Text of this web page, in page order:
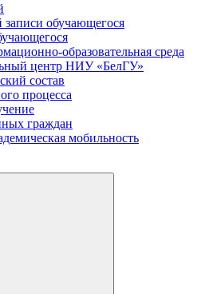
записи обучающегося
образовательная среда
центр НИУ «БелГУ»
состав
процесса
граждан
мобильность